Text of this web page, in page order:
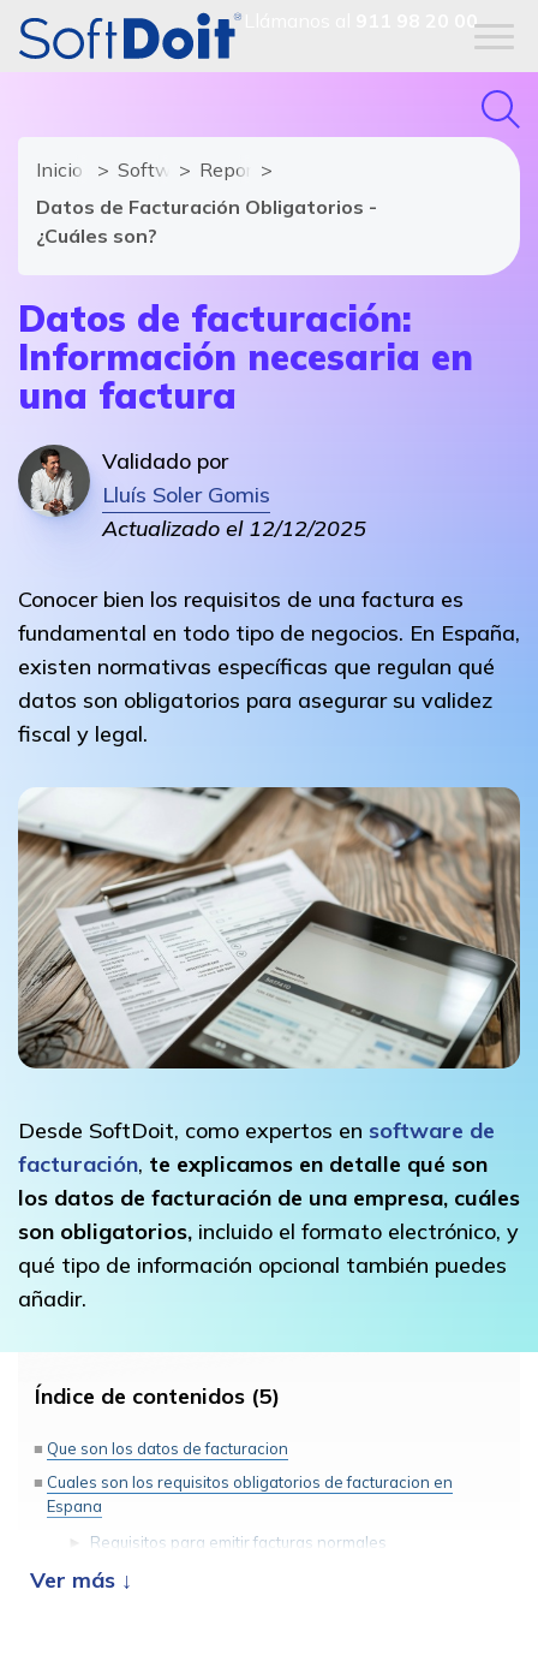
911 98 20 00
Inicio Software de Facturación
Reportajes
Datos de Facturación Obligatorios -
¿Cuáles son?
Datos de facturación:
Información necesaria en
una factura
Validado por
Lluís Soler Gomis
Actualizado el 12/12/2025
Conocer bien los requisitos de una factura es
fundamental en todo tipo de negocios. En España,
existen normativas específicas que regulan qué
datos son obligatorios para asegurar su validez
fiscal y legal.
Desde SoftDoit, como expertos en software de
facturación, te explicamos en detalle qué son
los datos de facturación de una empresa, cuáles
son obligatorios, incluido el formato electrónico, y
qué tipo de información opcional también puedes
añadir.
Índice de contenidos (5)
Que son los datos de facturacion
Cuales son los requisitos obligatorios de facturacion en
Espana
Requisitos para emitir facturas normales
Requisitos para emitir facturas electronicas